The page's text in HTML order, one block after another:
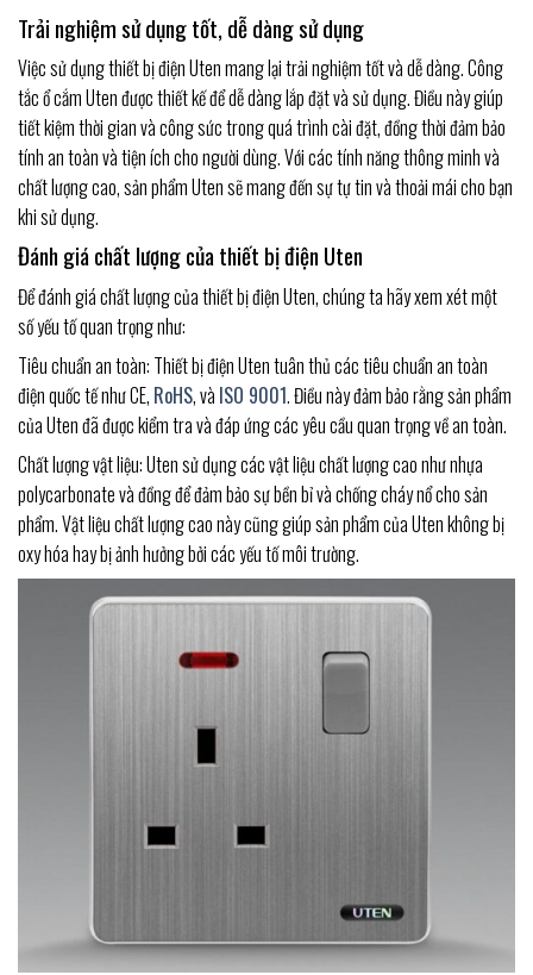
Trải nghiệm sử dụng tốt, dễ dàng sử dụng
Việc sử dụng thiết bị điện Uten mang lại trải nghiệm tốt và dễ dàng. Công
tắc ổ cắm Uten được thiết kế để dễ dàng lắp đặt và sử dụng. Điều này giúp
tiết kiệm thời gian và công sức trong quá trình cài đặt, đồng thời đảm bảo
tính an toàn và tiện ích cho người dùng. Với các tính năng thông minh và
chất lượng cao, sản phẩm Uten sẽ mang đến sự tự tin và thoải mái cho bạn
khi sử dụng.
Đánh giá chất lượng của thiết bị điện Uten
Để đánh giá chất lượng của thiết bị điện Uten, chúng ta hãy xem xét một
số yếu tố quan trọng như:
Tiêu chuẩn an toàn: Thiết bị điện Uten tuân thủ các tiêu chuẩn an toàn
điện quốc tế như CE, RoHS, và ISO 9001. Điều này đảm bảo rằng sản phẩm
của Uten đã được kiểm tra và đáp ứng các yêu cầu quan trọng về an toàn.
Chất lượng vật liệu: Uten sử dụng các vật liệu chất lượng cao như nhựa
polycarbonate và đồng để đảm bảo sự bền bỉ và chống cháy nổ cho sản
phẩm. Vật liệu chất lượng cao này cũng giúp sản phẩm của Uten không bị
oxy hóa hay bị ảnh hưởng bởi các yếu tố môi trường.